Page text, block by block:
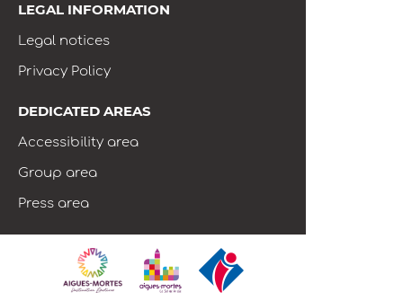
LEGAL INFORMATION
Legal notices
Privacy Policy
DEDICATED AREAS
Accessibility area
Group area
Press area